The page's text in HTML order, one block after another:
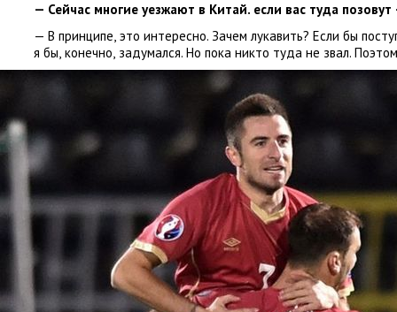
— Сейчас многие уезжают в Китай. если вас туда
— В принципе, это интересно. Зачем лукавить? Если бы
я бы, конечно, задумался. Но пока никто туда не звал.